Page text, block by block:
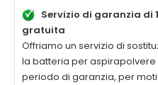
Servizio di garanzia di
gratuita
Offriamo un servizio di
la batteria per aspirapolvere
periodo di garanzia, per